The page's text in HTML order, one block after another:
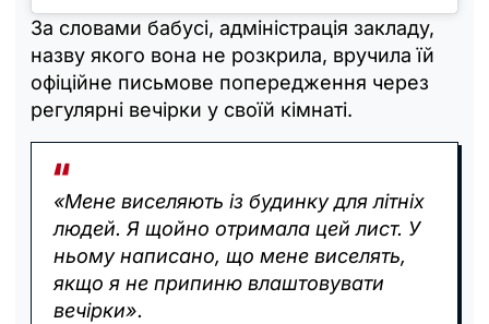
За словами бабусі, адміністрація закладу,
назву якого вона не розкрила, вручила їй
офіційне письмове попередження через
регулярні вечірки у своїй кімнаті.
«Мене виселяють із будинку для літніх
людей. Я щойно отримала цей лист. У
ньому написано, що мене виселять,
якщо я не припиню влаштовувати
вечірки».